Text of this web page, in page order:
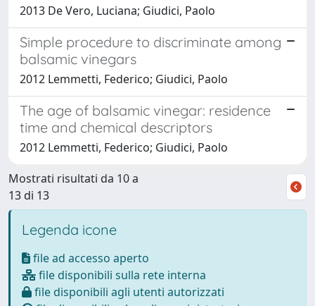
2013 De Vero, Luciana; Giudici, Paolo
Simple procedure to discriminate among
balsamic vinegars
2012 Lemmetti, Federico; Giudici, Paolo
The age of balsamic vinegar: residence
time and chemical descriptors
2012 Lemmetti, Federico; Giudici, Paolo
Mostrati risultati da 10 a
13 di 13
Legenda icone
file ad accesso aperto
file disponibili sulla rete interna
file disponibili agli utenti autorizzati